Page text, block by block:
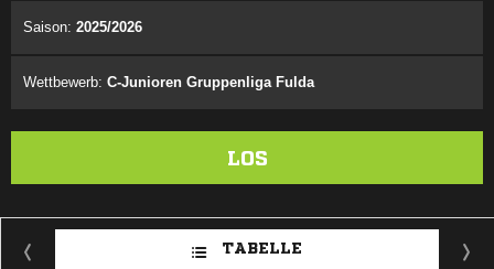
Saison: 2025/2026
Wettbewerb: C-Junioren Gruppenliga Fulda
LOS
TABELLE